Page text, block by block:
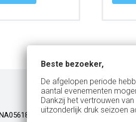
Uw partner
Beste bezoeker,
De afgelopen periode
aantal evenementen
Dankzij het vertrouwen
uitzonderlijk druk seizoen